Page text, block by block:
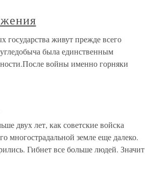
государства живут прежде всего
была единственным
войны именно горняки
двух лет, как советские войска
многострадальной земле еще далеко.
Гибнет все больше людей. Значит